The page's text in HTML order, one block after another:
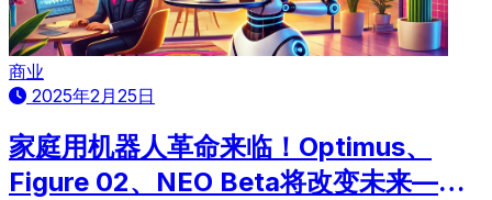
商业
2025年2月25日
家庭用机器人革命来临！Optimus、
Figure 02、NEO Beta将改变未来——